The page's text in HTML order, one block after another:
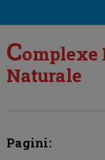
Complexe
Naturale
Pagini: